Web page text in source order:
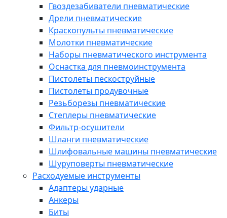
Гвоздезабиватели пневматические
Дрели пневматические
Краскопульты пневматические
Молотки пневматические
Наборы пневматического инструмента
Оснастка для пневмоинструмента
Пистолеты пескоструйные
Пистолеты продувочные
Резьборезы пневматические
Степлеры пневматические
Фильтр-осушители
Шланги пневматические
Шлифовальные машины пневматические
Шуруповерты пневматические
Расходуемые инструменты
Адаптеры ударные
Анкеры
Биты